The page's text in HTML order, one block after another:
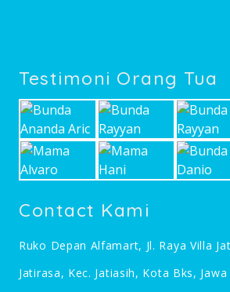
Testimoni Orang Tua
Contact Kami
Ruko Depan Alfamart, Jl. Raya Villa
Jatirasa, Kec. Jatiasih, Kota Bks,